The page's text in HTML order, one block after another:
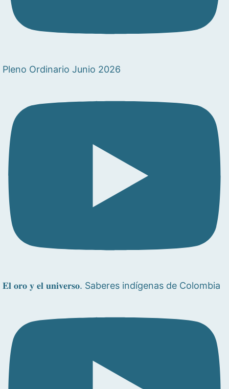
Pleno Ordinario Junio 2026
𝐄𝐥 𝐨𝐫𝐨 𝐲 𝐞𝐥 𝐮𝐧𝐢𝐯𝐞𝐫𝐬𝐨. Saberes indígenas de Colombia